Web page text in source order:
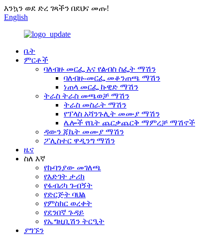
እንኳን ወደ ድረ ገጻችን በደህና መጡ!
English
ቤት
ምርቶች
ባለብዙ መርፌ እና የልብስ ስፌት ማሽን
ባለብዙ-መርፌ መቆንጠጫ ማሽን
ነጠላ መርፌ ኩዊድ ማሽን
ትራስ ትራስ መጫወቻ ማሽን
ትራስ መስራት ማሽን
የፕላስ አሻንጉሊት መሙያ ማሽን
ሌሎች የቤት ጨርቃጨርቅ ማምረቻ ማሽኖች
ዳውን ጃኬት መሙያ ማሽን
ፖሊስተር ዋዲንግ ማሽን
ዜና
ስለ እኛ
የኩባንያው መገለጫ
የእድገት ታሪክ
የፋብሪካ ጉብኝት
የድርጅት ባህል
የምስክር ወረቀት
የደንበኛ ጉዳይ
የኤግዚቢሽን ትርዒት
ያግኙን